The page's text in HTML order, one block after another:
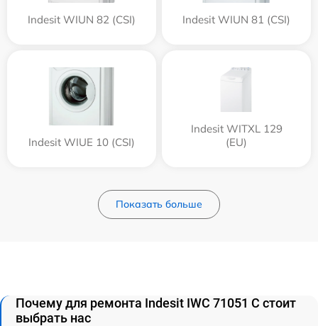
Indesit WIUN 82 (CSI) Indesit WIUN 81 (CSI)
Indesit WIUE 10 (CSI)
Indesit WITXL 129
(EU)
Показать больше
Почему для ремонта Indesit IWC 71051 C стоит
выбрать нас